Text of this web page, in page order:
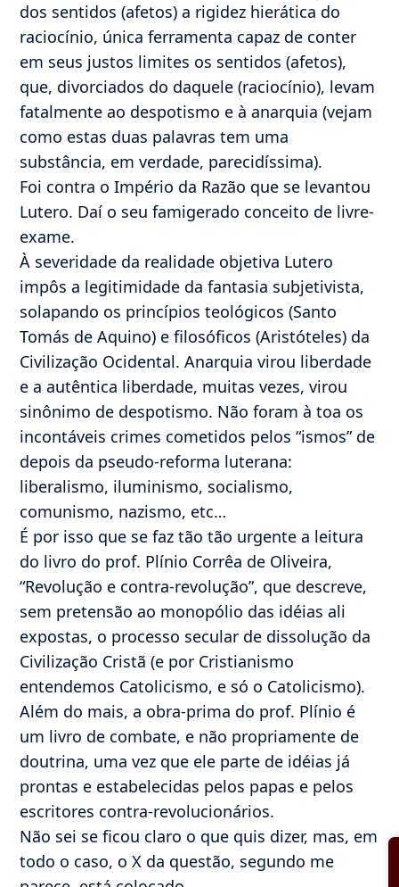
dos sentidos (afetos) a rigidez hierática do
raciocínio, única ferramenta capaz de conter
em seus justos limites os sentidos (afetos),
que, divorciados do daquele (raciocínio), levam
fatalmente ao despotismo e à anarquia (vejam
como estas duas palavras tem uma
substância, em verdade, parecidíssima).
Foi contra o Império da Razão que se levantou
Lutero. Daí o seu famigerado conceito de livre-
exame.
À severidade da realidade objetiva Lutero
impôs a legitimidade da fantasia subjetivista,
solapando os princípios teológicos (Santo
Tomás de Aquino) e filosóficos (Aristóteles) da
Civilização Ocidental. Anarquia virou liberdade
e a autêntica liberdade, muitas vezes, virou
sinônimo de despotismo. Não foram à toa os
incontáveis crimes cometidos pelos “ismos” de
depois da pseudo-reforma luterana:
liberalismo, iluminismo, socialismo,
comunismo, nazismo, etc…
É por isso que se faz tão tão urgente a leitura
do livro do prof. Plínio Corrêa de Oliveira,
“Revolução e contra-revolução”, que descreve,
sem pretensão ao monopólio das idéias ali
expostas, o processo secular de dissolução da
Civilização Cristã (e por Cristianismo
entendemos Catolicismo, e só o Catolicismo).
Além do mais, a obra-prima do prof. Plínio é
um livro de combate, e não propriamente de
doutrina, uma vez que ele parte de idéias já
prontas e estabelecidas pelos papas e pelos
escritores contra-revolucionários.
Não sei se ficou claro o que quis dizer, mas, em
todo o caso, o X da questão, segundo me